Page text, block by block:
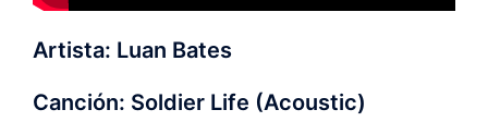
Artista: Luan Bates
Canción: Soldier Life (Acoustic)